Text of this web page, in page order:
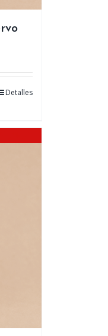
Detalles